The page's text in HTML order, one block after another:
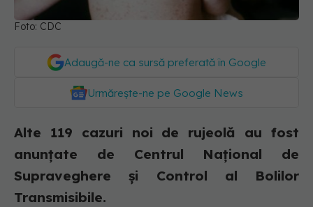
Foto: CDC
Adaugă-ne ca sursă preferată în Google
Urmărește-ne pe Google News
Alte 119 cazuri noi de rujeolă au fost
anunțate de Centrul Național de
Supraveghere și Control al Bolilor
Transmisibile.